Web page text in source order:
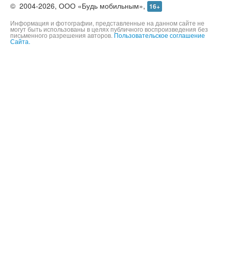
© 2004-2026, ООО «Будь мобильным», 16+
Информация и фотографии, представленные на данном сайте не
могут быть использованы в целях публичного воспроизведения без
письменного разрешения авторов. Пользовательское соглашение
Сайта.